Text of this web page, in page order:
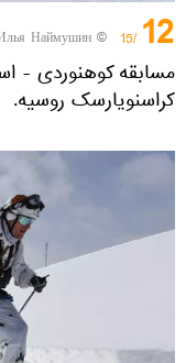
12
/15
© Sputnik / Илья Наймушин
مسابقه کوهنوردی -
کراسنویارسک روسیه.